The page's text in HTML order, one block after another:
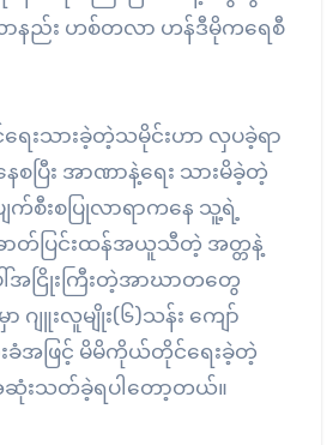
ာနည်း ဟစ်တလာ ဟန်ဒီမိုကရေစီ
သားခဲ့တဲ့သမိုင်းဟာ လှပခဲ့ရာ
ပြီး အာဏာနဲ့ရေး သားမိခဲ့တဲ့
စီးစပြုလာရာကနေ သူ့ရဲ့
ာတ်ပြင်းထန်အယူသီတဲ့ အတ္တနဲ့
အငြိုးကြီးတဲ့အာဃာတတွေ
ာ ဂျူးလူမျိုး(၆)သန်း ကျော်
အဖြင့် မိမိကိုယ်တိုင်ရေးခဲ့တဲ့
းသတ်ခဲ့ရပါတော့တယ်။